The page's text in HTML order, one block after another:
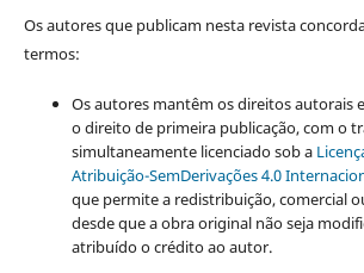
Os autores que publicam nesta revista
termos:
Os autores mantêm os direitos autorais
o direito de primeira publicação, com o
simultaneamente licenciado sob a
Atribuição-SemDerivações 4.0
que permite a redistribuição, comercial
desde que a obra original não seja
atribuído o crédito ao autor.